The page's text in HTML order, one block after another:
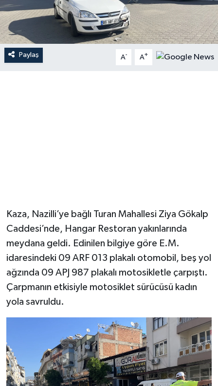
Paylaş A- A+
Kaza, Nazilli’ye bağlı Turan Mahallesi Ziya Gökalp
Caddesi’nde, Hangar Restoran yakınlarında
meydana geldi. Edinilen bilgiye göre E.M.
idaresindeki 09 ARF 013 plakalı otomobil, beş yol
ağzında 09 APJ 987 plakalı motosikletle çarpıştı.
Çarpmanın etkisiyle motosiklet sürücüsü kadın
yola savruldu.